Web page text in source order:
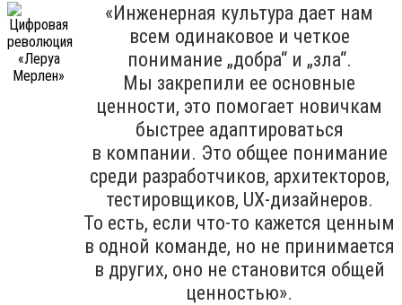
«Инженерная культура дает нам
всем одинаковое и четкое
понимание „добра“ и „зла“.
Мы закрепили ее основные
ценности, это помогает новичкам
быстрее адаптироваться
в компании. Это общее понимание
среди разработчиков, архитекторов,
тестировщиков, UX-дизайнеров.
То есть, если что-то кажется ценным
в одной команде, но не принимается
в других, оно не становится общей
ценностью».